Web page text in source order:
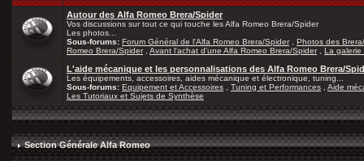
Autour des Alfa Romeo Brera/Spider
Vos discussions sur tout ce qui touche les Alfa Romeo Brera/Spider
Les photos...
Sous-forums: Forum Général de l'Alfa Romeo Brera/Spider, Photos des
Romeo Brera/Spider, Avant l'achat d'une Alfa Romeo Brera/Spider, La galerie
L'aide mécanique et les personnalisations des Alfa Romeo Brera/
Les équipements, accessoires, aides mécanique et électronique, tuning...
Sous-forums: Equipement et Accessoires Tuning et Performances
Aide
Les Tutoriaux et Sujets de Synthèse
Section Générale Alfa Romeo